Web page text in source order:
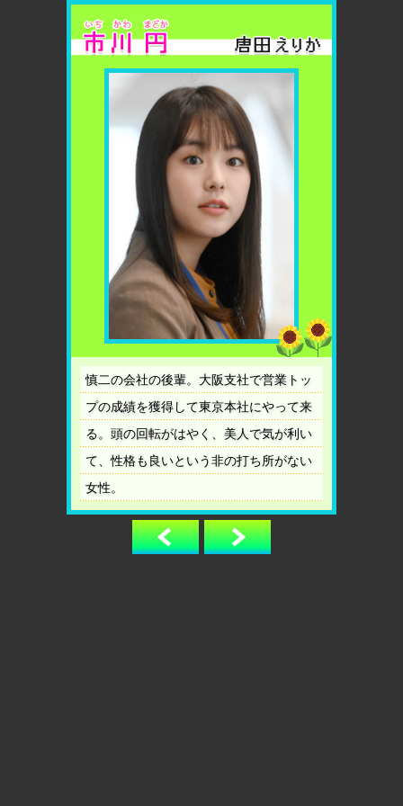
慎二の会社の後輩。大阪支社で営業トッ
プの成績を獲得して東京本社にやって来
る。頭の回転がはやく、美人で気が利い
て、性格も良いという非の打ち所がない
女性。
前へ